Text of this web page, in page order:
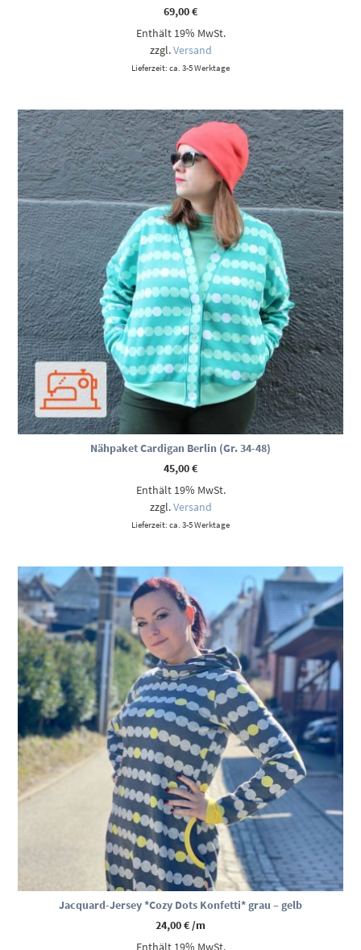
69,00€
Enthält 19% MwSt.
zzgl.Versand
Lieferzeit: ca. 3-5 Werktage
Nähpaket Cardigan Berlin (Gr. 34-48)
45,00€
Enthält 19% MwSt.
zzgl.Versand
Lieferzeit: ca. 3-5 Werktage
Jacquard-Jersey *Cozy Dots Konfetti* grau – gelb
24,00€/m